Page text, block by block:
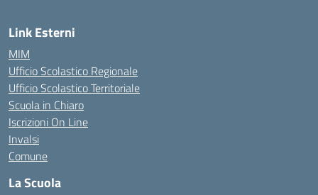
Link Esterni
MIM
Ufficio Scolastico Regionale
Ufficio Scolastico Territoriale
Scuola in Chiaro
Iscrizioni On Line
Invalsi
Comune
La Scuola